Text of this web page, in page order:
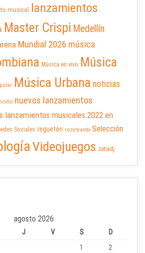
musical
lanzamientos
Master Crispi Medellín
Mundial 2026 música
Música en vivo Música
Música Urbana noticias
nuevos lanzamientos
lanzamientos musicales 2022 en
Sociales reguetón rezeteando Selección
Videojuegos zetadj
agosto 2026
J V S
D
1
2